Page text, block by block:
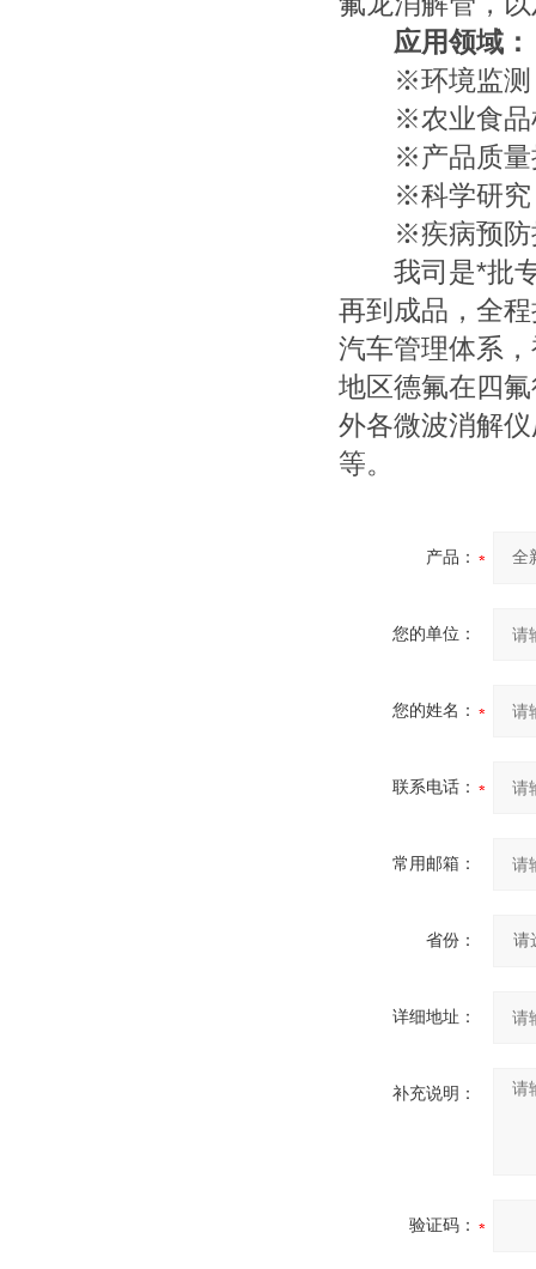
应用领域：
※环境监测：
※农业食品检
※产品质量控
※科学研究：
※疾病预防控
我司是*批专
再到成品，全
汽车管理体系
地区德氟在四
外各微波消解
等。
产品：
您的单位：
您的姓名：
联系电话：
常用邮箱：
省份：
详细地址：
补充说明：
验证码：